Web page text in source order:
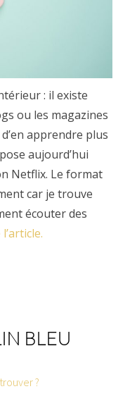
: il existe
ou les magazines
apprendre plus
aujourd’hui
Netflix. Le format
car je trouve
écouter des
BLEU
?